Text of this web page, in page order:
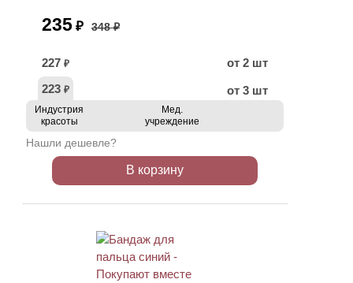
235 ₽ 348 ₽
227 ₽
от 2 шт
223 ₽ от 3 шт
Индустрия
красоты
Мед.
учреждение
Нашли дешевле?
В корзину